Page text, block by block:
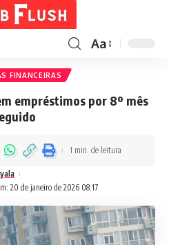
Aa
FINANCEIRAS
empréstimos por 8º mês
20 de janeiro de 2026 08:17
1 min. de leitura